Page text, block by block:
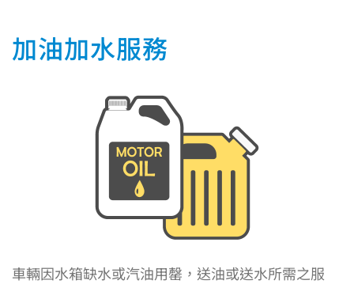
加油加水服務
車輛因水箱缺水或汽油用罄，送油或送水所需之服